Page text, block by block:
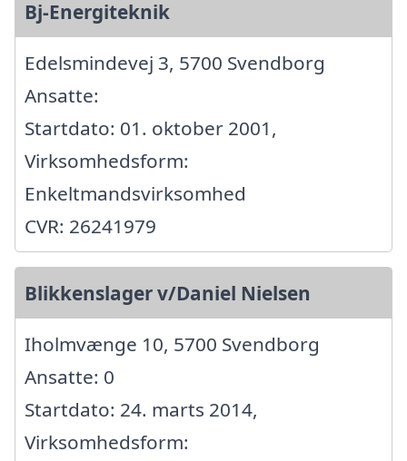
Bj-Energiteknik
Edelsmindevej 3, 5700 Svendborg
Ansatte:
Startdato: 01. oktober 2001,
Virksomhedsform:
Enkeltmandsvirksomhed
CVR: 26241979
Blikkenslager v/Daniel Nielsen
Iholmvænge 10, 5700 Svendborg
Ansatte: 0
Startdato: 24. marts 2014,
Virksomhedsform: